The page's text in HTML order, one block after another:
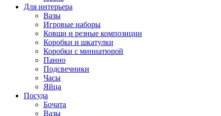
Для интерьера
Вазы
Игровые наборы
Ковши и резные композиции
Коробки и шкатулки
Коробки с миниатюрой
Панно
Подсвечники
Часы
Яйца
Посуда
Бочата
Вазы